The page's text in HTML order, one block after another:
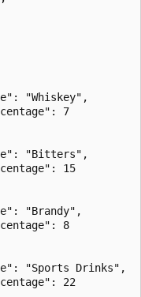
"Whiskey",
7
"Bitters",
15
"Brandy",
8
"Sports Drinks",
22